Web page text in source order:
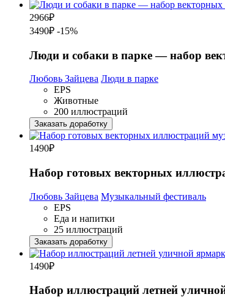
2966₽
3490₽ -15%
Люди и собаки в парке — набор
Любовь Зайцева Люди в парке
EPS
Животные
200 иллюстраций
Заказать доработку
1490₽
Набор готовых векторных
Любовь Зайцева Музыкальный фестиваль
EPS
Еда и напитки
25 иллюстраций
Заказать доработку
1490₽
Набор иллюстраций летней